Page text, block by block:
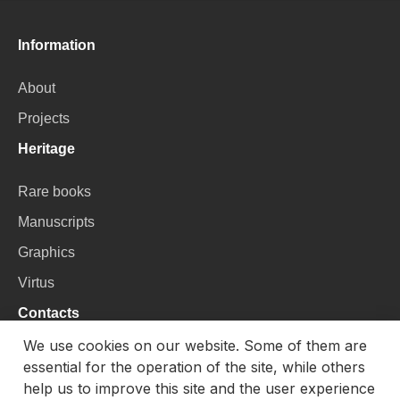
Information
About
Projects
Heritage
Rare books
Manuscripts
Graphics
Virtus
Contacts
VU Library
Universiteto g. 3, LT-01122, Vilnius
We use cookies on our website. Some of them are
essential for the operation of the site, while others
help us to improve this site and the user experience